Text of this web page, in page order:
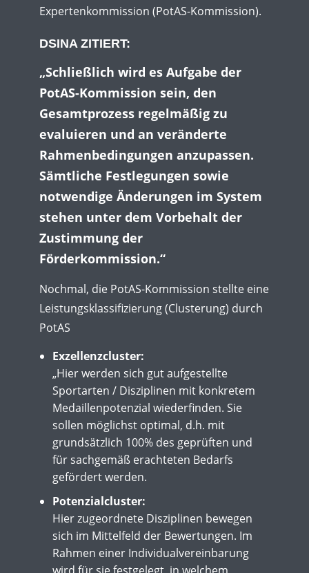
Expertenkommission (PotAS-Kommission).
DSINA ZITIERT:
„Schließlich wird es Aufgabe der
PotAS-Kommission sein, den
Gesamtprozess regelmäßig zu
evaluieren und an veränderte
Rahmenbedingungen anzupassen.
Sämtliche Festlegungen sowie
notwendige Änderungen im System
stehen unter dem Vorbehalt der
Zustimmung der
Förderkommission.“
Nochmal, die PotAS-Kommission stellte eine
Leistungsklassifizierung (Clusterung) durch
PotAS
Exzellenzcluster:
„Hier werden sich gut aufgestellte
Sportarten / Disziplinen mit konkretem
Medaillenpotenzial wiederfinden. Sie
sollen möglichst optimal, d.h. mit
grundsätzlich 100% des geprüften und
für sachgemäß erachteten Bedarfs
gefördert werden.
Potenzialcluster:
Hier zugeordnete Disziplinen bewegen
sich im Mittelfeld der Bewertungen. Im
Rahmen einer Individualvereinbarung
wird für sie festgelegt, in welchem